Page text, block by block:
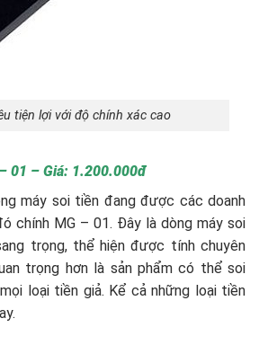
tiện lợi với độ chính xác cao
01 – Giá: 1.200.000đ
máy soi tiền đang được các doanh
chính MG – 01. Đây là dòng máy soi
trọng, thể hiện được tính chuyên
trọng hơn là sản phẩm có thể soi
loại tiền giả. Kể cả những loại tiền